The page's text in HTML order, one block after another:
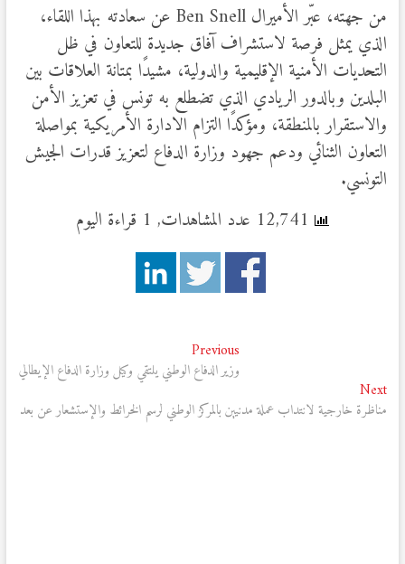
من جهته، عبّر الأميرال Ben Snell عن سعادته بهذا اللقاء،
الذي يمثل فرصة لاستشراف آفاق جديدة للتعاون في ظل
التحديات الأمنية الإقليمية والدولية، مشيدًا بمتانة العلاقات بين
البلدين وبالدور الريادي الذي تضطلع به تونس في تعزيز الأمن
والاستقرار بالمنطقة، ومؤكدًا التزام الادارة الأمريكية بمواصلة
التعاون الثنائي ودعم جهود وزارة الدفاع لتعزيز قدرات الجيش
التونسي.
12,741 عدد المشاهدات, 1 قراءة اليوم
المقالات
Previous
Previous
post:
وزير الدفاع الوطني يلتقي وكيل وزارة الدفاع الإيطالي
Next
Next
post:
مناظرة خارجية لانتداب عملة مدنيين بالمركز الوطني لرسم الخرائط والإستشعار عن بعد